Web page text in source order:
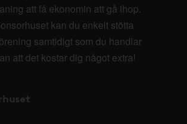
att få ekonomin att gå ihop.
kan du enkelt stötta
samtidigt som du handlar
att det kostar dig något extra!